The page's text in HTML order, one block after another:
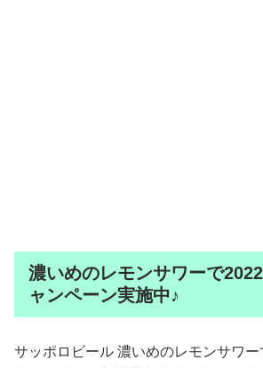
濃いめのレモンサワーで
ャンペーン実施中♪
サッポロビール 濃いめのレモンサワ